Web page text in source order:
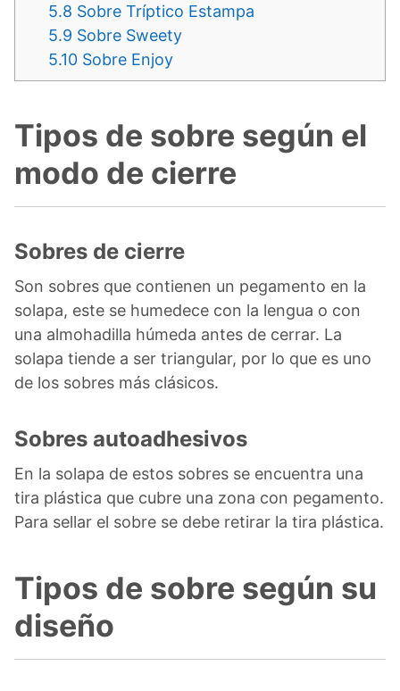
5.8 Sobre Tríptico Estampa
5.9 Sobre Sweety
5.10 Sobre Enjoy
Tipos de sobre según el
modo de cierre
Sobres de cierre
Son sobres que contienen un pegamento en la
solapa, este se humedece con la lengua o con
una almohadilla húmeda antes de cerrar. La
solapa tiende a ser triangular, por lo que es uno
de los sobres más clásicos.
Sobres autoadhesivos
En la solapa de estos sobres se encuentra una
tira plástica que cubre una zona con pegamento.
Para sellar el sobre se debe retirar la tira plástica.
Tipos de sobre según su
diseño